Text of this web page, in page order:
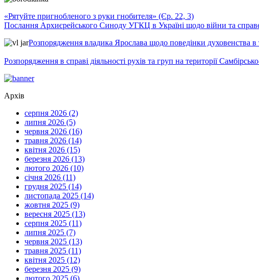
«Рятуйте пригнобленого з руки гнобителя» (Єр. 22, 3)
Послання Архиєрейського Синоду УГКЦ в Україні щодо війни та
Розпорядження владика Ярослава щодо поведінки духовенства в
Розпорядження в справі діяльності рухів та груп на території
Архів
серпня 2026 (2)
липня 2026 (5)
червня 2026 (16)
травня 2026 (14)
квітня 2026 (15)
березня 2026 (13)
лютого 2026 (10)
січня 2026 (11)
грудня 2025 (14)
листопада 2025 (14)
жовтня 2025 (9)
вересня 2025 (13)
серпня 2025 (11)
липня 2025 (7)
червня 2025 (13)
травня 2025 (11)
квітня 2025 (12)
березня 2025 (9)
лютого 2025 (6)